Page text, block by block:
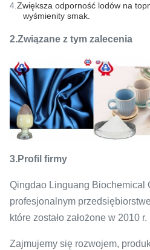
4.Zwiększa odporność lodów na
wyśmienity smak.
2.Związane z tym zalecenia
3.Profil firmy
Qingdao Linguang Biochemical
profesjonalnym
które zostało założone w 2010 r.
Zajmujemy się rozwojem,